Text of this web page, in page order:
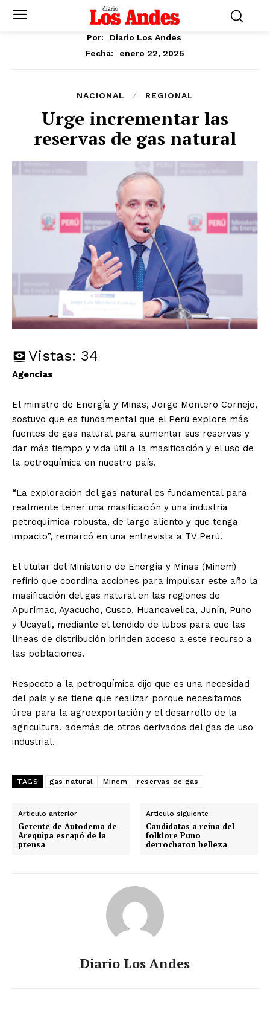
Por:
Diario Los Andes
Fecha:
enero 22, 2025
NACIONAL REGIONAL
Urge incrementar las
reservas de gas natural
Vistas: 34
Agencias
El ministro de Energía y Minas, Jorge Montero Cornejo,
sostuvo que es fundamental que el Perú explore más
fuentes de gas natural para aumentar sus reservas y
dar más tiempo y vida útil a la masificación y el uso de
la petroquímica en nuestro país.
“La exploración del gas natural es fundamental para
realmente tener una masificación y una industria
petroquímica robusta, de largo aliento y que tenga
impacto”, remarcó en una entrevista a TV Perú.
El titular del Ministerio de Energía y Minas (Minem)
refirió que coordina acciones para impulsar este año la
masificación del gas natural en las regiones de
Apurímac, Ayacucho, Cusco, Huancavelica, Junín, Puno
y Ucayali, mediante el tendido de tubos para que las
líneas de distribución brinden acceso a este recurso a
las poblaciones.
Respecto a la petroquímica dijo que es una necesidad
del país y se tiene que realizar porque necesitamos
úrea para la agroexportación y el desarrollo de la
agricultura, además de otros derivados del gas de uso
industrial.
TAGS gas natural Minem reservas de gas
Artículo anterior
Gerente de Autodema de
Arequipa escapó de la
prensa
Artículo siguiente
Candidatas a reina del
folklore Puno
derrocharon belleza
Diario Los Andes